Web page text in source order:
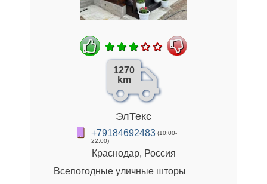
1270
km
ЭлТекс
+79184692483 (10:00-
22:00)
Краснодар, Россия
Всепогодные уличные шторы